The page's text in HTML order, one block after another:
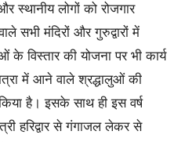
स्थानीय लोगों को रोजगार
सभी मंदिरों और गुरुद्वारों में
के विस्तार की योजना पर भी कार्य
में आने वाले श्रद्धालुओं की
है। इसके साथ ही इस वर्ष
हरिद्वार से गंगाजल लेकर से